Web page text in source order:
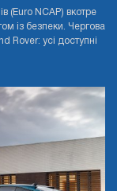
(Euro NCAP) вкотре
із безпеки. Чергова
Rover: усі доступні